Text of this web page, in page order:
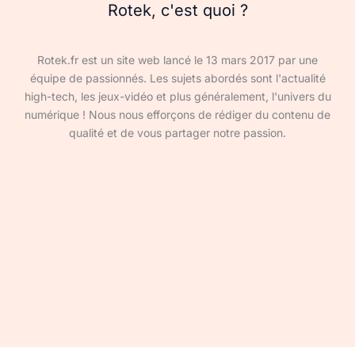
Rotek, c'est quoi ?
Rotek.fr est un site web lancé le 13 mars 2017 par une
équipe de passionnés. Les sujets abordés sont l'actualité
high-tech, les jeux-vidéo et plus généralement, l'univers du
numérique ! Nous nous efforçons de rédiger du contenu de
qualité et de vous partager notre passion.